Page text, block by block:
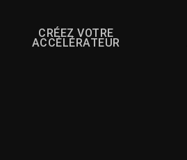
CRÉEZ VOTRE
ACCÉLÉRATEUR